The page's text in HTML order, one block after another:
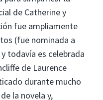
de Catherine y
fue ampliamente
(fue nominada a
todavía es celebrada
de Laurence
durante mucho
la novela y,